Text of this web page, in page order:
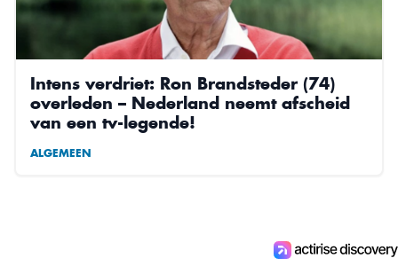
Intens verdriet: Ron Brandsteder (74)
overleden – Nederland neemt afscheid
van een tv-legende!
ALGEMEEN